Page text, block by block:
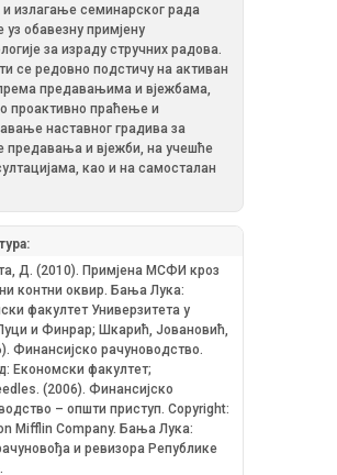
и излагање семинарског рада
уз обавезну примјену
за израду стручних радова.
се редовно подстичу на активан
предавањима и вјежбама,
проактивно праћење и
наставног градива за
предавања и вјежби, на учешће
као и на самосталан
Д. (2010). Примјена МСФИ кроз
контни оквир. Бања Лука:
факултет Универзитета у
и Финрар; Шкарић, Јовановић,
Финансијско рачуноводствo.
Економски факултет;
(2006). Финансијско
– општи приступ. Copyright:
Mifflin Company. Бања Лука:
и ревизора Републике